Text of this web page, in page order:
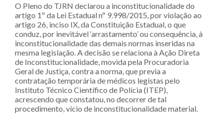
O Pleno do TJRN declarou a inconstitucionalidade do
artigo 1º da Lei Estadual nº 9.998/2015, por violação ao
artigo 26, inciso IX, da Constituição Estadual, o que
conduz, por inevitável ‘arrastamento’ ou consequência, à
inconstitucionalidade das demais normas inseridas na
mesma legislação. A decisão se relaciona à Ação Direta
de Inconstitucionalidade, movida pela Procuradoria
Geral de Justiça, contra a norma, que previa a
contratação temporária de médicos legistas pelo
Instituto Técnico Científico de Polícia (ITEP),
acrescendo que constatou, no decorrer de tal
procedimento, vício de inconstitucionalidade material.